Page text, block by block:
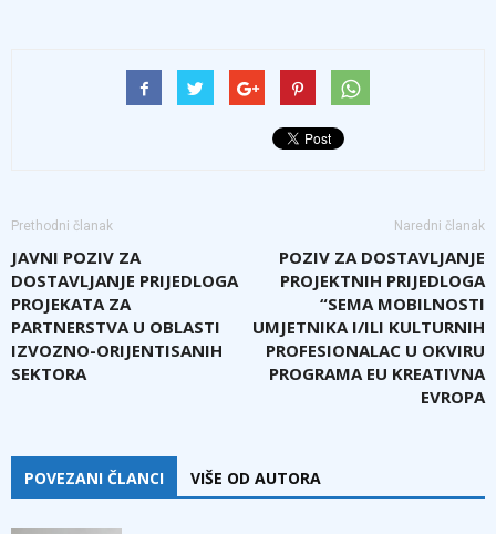
Prethodni članak
JAVNI POZIV ZA
DOSTAVLJANJE PRIJEDLOGA
PROJEKATA ZA
PARTNERSTVA U OBLASTI
IZVOZNO-ORIJENTISANIH
SEKTORA
Naredni članak
POZIV ZA DOSTAVLJANJE
PROJEKTNIH PRIJEDLOGA
“SEMA MOBILNOSTI
UMJETNIKA I/ILI KULTURNIH
PROFESIONALAC U OKVIRU
PROGRAMA EU KREATIVNA
EVROPA
POVEZANI ČLANCI VIŠE OD AUTORA